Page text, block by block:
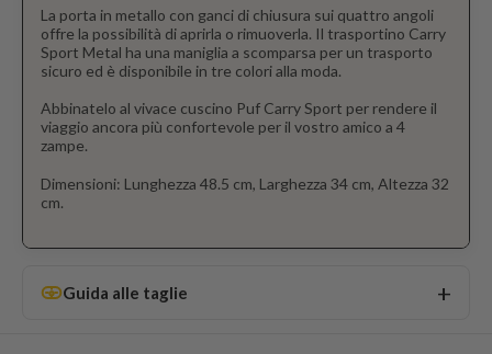
La porta in metallo con ganci di chiusura sui quattro angoli
offre la possibilità di aprirla o rimuoverla. Il trasportino Carry
Sport Metal ha una maniglia a scomparsa per un trasporto
sicuro ed è disponibile in tre colori alla moda.
Abbinatelo al vivace cuscino Puf Carry Sport per rendere il
viaggio ancora più confortevole per il vostro amico a 4
zampe.
Dimensioni: Lunghezza 48.5 cm, Larghezza 34 cm, Altezza 32
cm.
Guida alle taglie